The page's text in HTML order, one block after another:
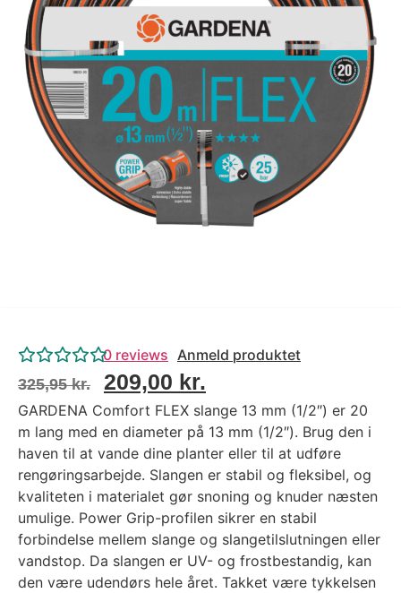
Tips og tricks
4.4 Google Reviews
4.7 Trustpilot
0 reviews Anmeld produktet
325,95kr. 209,00 kr.
GARDENA Comfort FLEX slange 13 mm (1/2″) er 20
m lang med en diameter på 13 mm (1/2″). Brug den i
haven til at vande dine planter eller til at udføre
rengøringsarbejde. Slangen er stabil og fleksibel, og
kvaliteten i materialet gør snoning og knuder næsten
umulige. Power Grip-profilen sikrer en stabil
forbindelse mellem slange og slangetilslutningen eller
vandstop. Da slangen er UV- og frostbestandig, kan
den være udendørs hele året. Takket være tykkelsen